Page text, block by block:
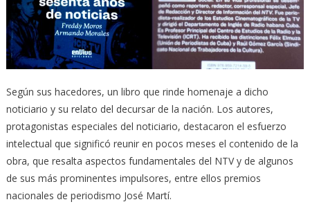
Según sus hacedores, un libro que rinde homenaje a dicho
noticiario y su relato del decursar de la nación. Los autores,
protagonistas especiales del noticiario, destacaron el esfuerzo
intelectual que significó reunir en pocos meses el contenido de la
obra, que resalta aspectos fundamentales del NTV y de algunos
de sus más prominentes impulsores, entre ellos premios
nacionales de periodismo José Martí.